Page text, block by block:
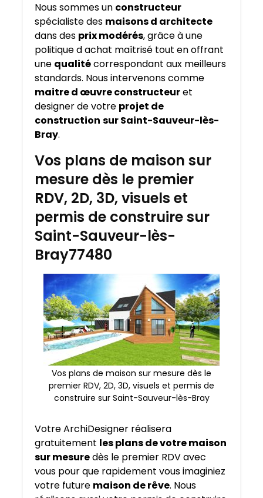
Nous sommes un constructeur
spécialiste des maisons d architecte
dans des prix modérés, grâce à une
politique d achat maîtrisé tout en offrant
une qualitécorrespondant aux meilleurs
standards. Nous intervenons comme
maitre d œuvre constructeuret
designer de votre projet de
construction sur Saint-Sauveur-lès-
Bray.
Vos plans de maison sur
mesure dès le premier
RDV, 2D, 3D, visuels et
permis de construire sur
Saint-Sauveur-lès-
Bray77480
Vos plans de maison sur mesure dès le
premier RDV, 2D, 3D, visuels et permis de
construire sur Saint-Sauveur-lès-Bray
Votre ArchiDesigner réalisera
gratuitement les plans de votre maison
sur mesuredès le premier RDV avec
vous pour que rapidement vous imaginiez
votre future maison de rêve. Nous